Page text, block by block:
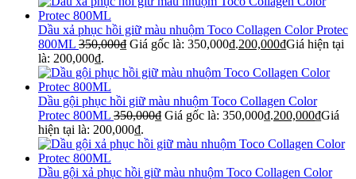
Dầu xả phục hồi giữ màu nhuộm Toco Collagen Color Protec
800ML 350,000₫ Giá gốc là: 350,000₫.200,000₫Giá hiện tại
là: 200,000₫.
Dầu gội phục hồi giữ màu nhuộm Toco Collagen Color
Protec 800ML 350,000₫ Giá gốc là: 350,000₫.200,000₫Giá
hiện tại là: 200,000₫.
Dầu gội xả phục hồi giữ màu nhuộm Toco Collagen Color